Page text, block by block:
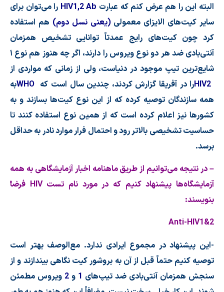
البته این را هم عرض كنم كه عبارت HIV1,2 Ab را میتوان برای
سایر كیتهای الایزای معمولی(یعنی نسل دوم) هم استفاده
كرد چون كیتهای رایج عمدتاً توانایی تشخیص همزمان
آنتی
بادی ضد هر دو نوع ویروس را دارند، اگر چه هنوز هم نوع ۱
شایعترین تیپ موجود در دنیاست، ولی از زمانی كه مواردی از
HIV2را در آفریقا گزارش كردند، چندین سال است كه WHOبه
همه سازندگان توصیه كرده كه از این نوع كیتها بسازند و به
كشورها نیز اعلام كرده است كه از همین نوع استفاده كنند تا
حساسیت تشخیصی بالاتر رود و احتمال فرار موارد نادر به حداقل
برسد.
– در نتیجه میتوانیم از طریق ماهنامه اخبار آزمایشگاهی به همه
آزمایشگاهها پیشنهاد كنیم كه در مورد نام تستHIV فرضا
بنویسند:
Anti-HIV1&2
-این پیشنهاد در مجموع ایرادی ندارد. معالوصف بهتر است
توصیه كنیم حتماً قبل از آن به بروشور كیت نگاهی بیندازند و از
سنجش همزمان آنتیبادی ضد تیپهای 1 و 2 ویروس مطمئن